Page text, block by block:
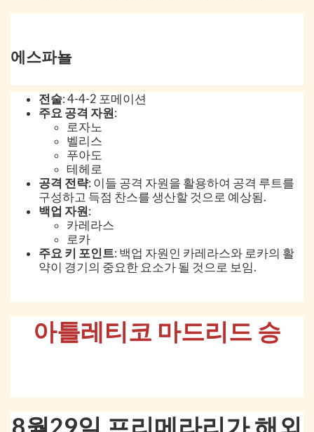
에스파뇰
전술: 4-4-2 포메이션
주요 공격 자원:
로자노
벨리스
푸아도
테헤로
공격 전략: 이들 공격 자원을 활용하여 공격 루트를
구성하고 득점 찬스를 생산할 것으로 예상됨.
백업 자원:
카레라스
로카
주요 키 포인트: 백업 자원인 카레라스와 로카의 활
약이 경기의 중요한 요소가 될 것으로 보임.
아틀레티코 마드리드 승
8월29일 프리메라리가 해외